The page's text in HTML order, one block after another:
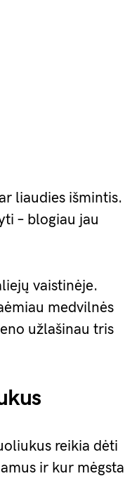
liaudies išmintis.
– blogiau jau
vaistinėje.
medvilnės
užlašinau tris
reikia dėti
ir kur mėgsta